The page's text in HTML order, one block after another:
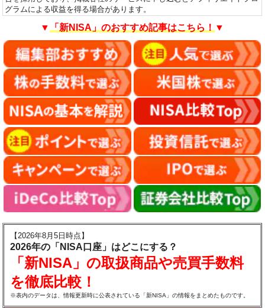
グラムによる収益を得る場合があります。
▼ 「新NISA」のおすすめ記事はこちら！ ▼
【2026年8月5日時点】
2026年の「NISA口座」はどこにする？
「新NISA」の取扱商品や売買手数料
を徹底比較！
※表内のデータは、情報更新時に公表されている「新NISA」の情報をまとめたものです。